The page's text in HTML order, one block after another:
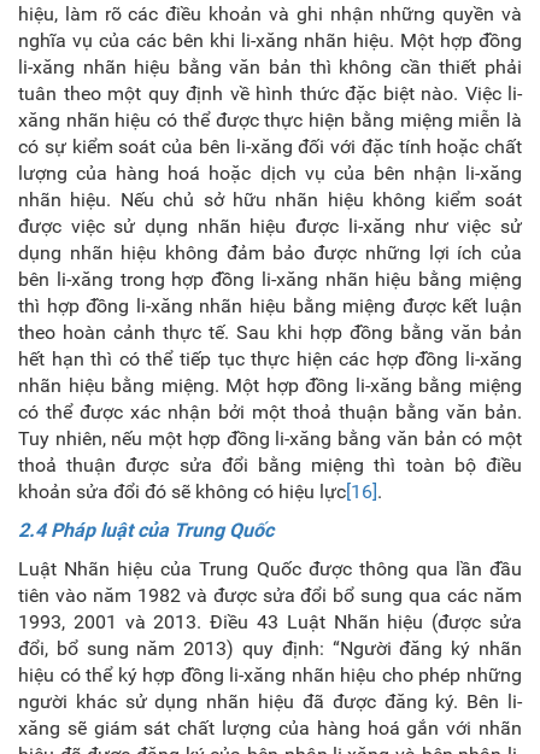
hiệu, làm rõ các điều khoản và ghi nhận những quyền và
nghĩa vụ của các bên khi li-xăng nhãn hiệu. Một hợp đồng
li-xăng nhãn hiệu bằng văn bản thì không cần thiết phải
tuân theo một quy định về hình thức đặc biệt nào. Việc li-
xăng nhãn hiệu có thể được thực hiện bằng miệng miễn là
có sự kiểm soát của bên li-xăng đối với đặc tính hoặc chất
lượng của hàng hoá hoặc dịch vụ của bên nhận li-xăng
nhãn hiệu. Nếu chủ sở hữu nhãn hiệu không kiểm soát
được việc sử dụng nhãn hiệu được li-xăng như việc sử
dụng nhãn hiệu không đảm bảo được những lợi ích của
bên li-xăng trong hợp đồng li-xăng nhãn hiệu bằng miệng
thì hợp đồng li-xăng nhãn hiệu bằng miệng được kết luận
theo hoàn cảnh thực tế. Sau khi hợp đồng bằng văn bản
hết hạn thì có thể tiếp tục thực hiện các hợp đồng li-xăng
nhãn hiệu bằng miệng. Một hợp đồng li-xăng bằng miệng
có thể được xác nhận bởi một thoả thuận bằng văn bản.
Tuy nhiên, nếu một hợp đồng li-xăng bằng văn bản có một
thoả thuận được sửa đổi bằng miệng thì toàn bộ điều
khoản sửa đổi đó sẽ không có hiệu lực[16].
2.4 Pháp luật của Trung Quốc
Luật Nhãn hiệu của Trung Quốc được thông qua lần đầu
tiên vào năm 1982 và được sửa đổi bổ sung qua các năm
1993, 2001 và 2013. Điều 43 Luật Nhãn hiệu (được sửa
đổi, bổ sung năm 2013) quy định: “Người đăng ký nhãn
hiệu có thể ký hợp đồng li-xăng nhãn hiệu cho phép những
người khác sử dụng nhãn hiệu đã được đăng ký. Bên li-
xăng sẽ giám sát chất lượng của hàng hoá gắn với nhãn